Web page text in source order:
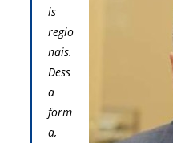
is
regio
nais.
Dess
a
form
a,